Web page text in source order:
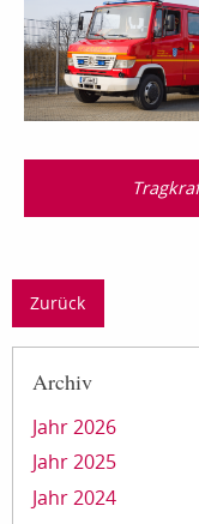
Zurück
Archiv
Jahr 2026
Jahr 2025
Jahr 2024